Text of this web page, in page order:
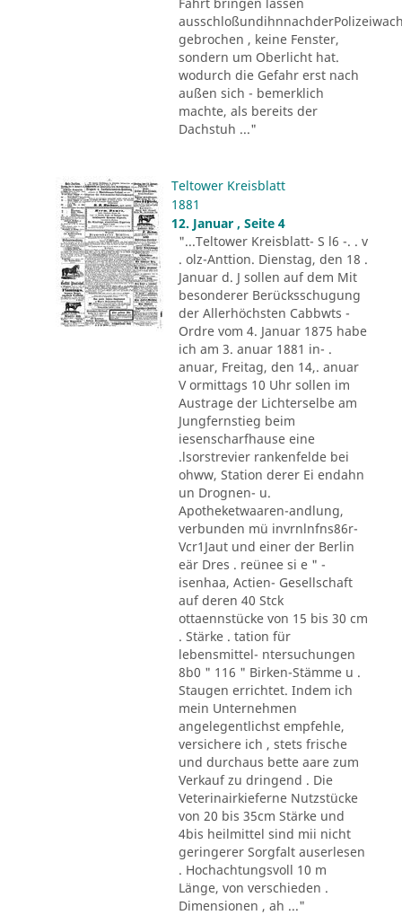
Fahrt bringen lassen
gebrochen , keine Fenster,
sondern um Oberlicht hat.
wodurch die Gefahr erst nach
außen sich - bemerklich
machte, als bereits der
Dachstuh ..."
Teltower Kreisblatt
1881
12. Januar , Seite 4
"...Teltower Kreisblatt- S l6 -. . v
. olz-Anttion. Dienstag, den 18 .
Januar d. J sollen auf dem Mit
besonderer Berücksschugung
der Allerhöchsten Cabbwts -
Ordre vom 4. Januar 1875 habe
ich am 3. anuar 1881 in- .
anuar, Freitag, den 14,. anuar
V ormittags 10 Uhr sollen im
Austrage der Lichterselbe am
Jungfernstieg beim
iesenscharfhause eine
.lsorstrevier rankenfelde bei
ohww, Station derer Ei endahn
un Drognen- u.
Apotheketwaaren-andlung,
verbunden mü invrnlnfns86r-
Vcr1Jaut und einer der Berlin
eär Dres . reünee si e " -
isenhaa, Actien- Gesellschaft
auf deren 40 Stck
ottaennstücke von 15 bis 30 cm
. Stärke . tation für
lebensmittel- ntersuchungen
8b0 " 116 " Birken-Stämme u .
Staugen errichtet. Indem ich
mein Unternehmen
angelegentlichst empfehle,
versichere ich , stets frische
und durchaus bette aare zum
Verkauf zu dringend . Die
Veterinairkieferne Nutzstücke
von 20 bis 35cm Stärke und
4bis heilmittel sind mii nicht
geringerer Sorgfalt auserlesen
. Hochachtungsvoll 10 m
Länge, von verschieden .
Dimensionen , ah ..."